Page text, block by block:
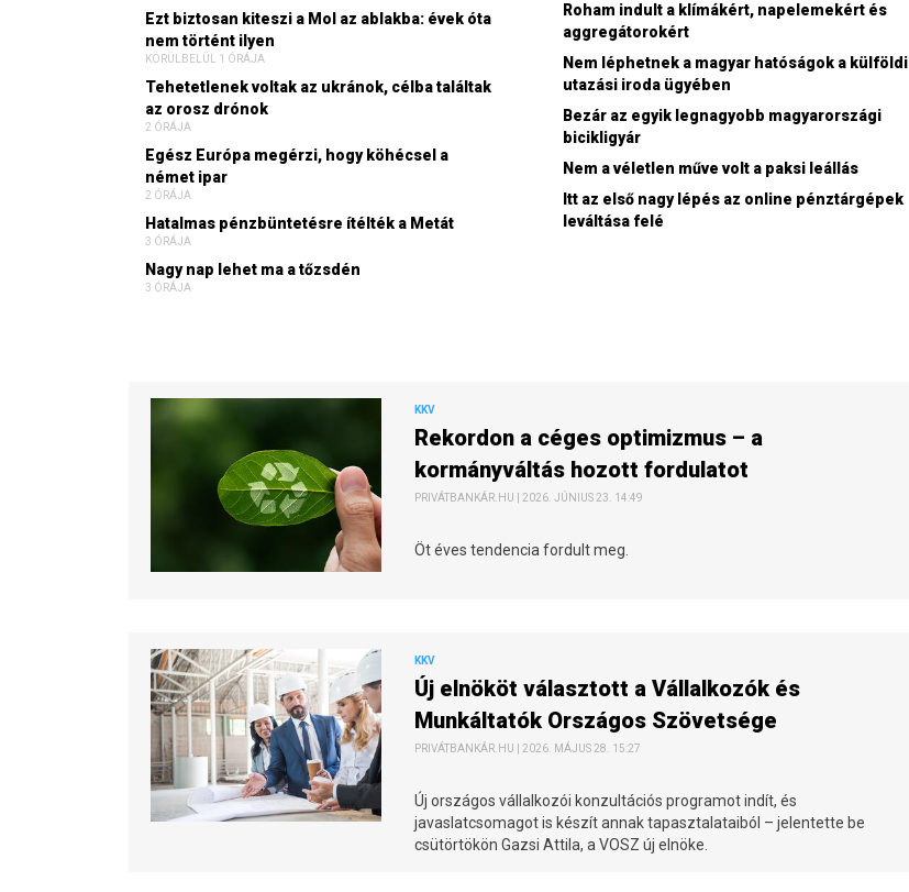
Ezt biztosan kiteszi a Mol az ablakba: évek óta
nem történt ilyen
KÖRÜLBELÜL 1 ÓRÁJA
Tehetetlenek voltak az ukránok, célba találtak
az orosz drónok
2 ÓRÁJA
Egész Európa megérzi, hogy köhécsel a
német ipar
2 ÓRÁJA
Hatalmas pénzbüntetésre ítélték a Metát
3 ÓRÁJA
Nagy nap lehet ma a tőzsdén
3 ÓRÁJA
Roham indult a klímákért, napelemekért és
aggregátorokért
Nem léphetnek a magyar hatóságok a külföldi
utazási iroda ügyében
Bezár az egyik legnagyobb magyarországi
bicikligyár
Nem a véletlen műve volt a paksi leállás
Itt az első nagy lépés az online pénztárgépek
leváltása felé
KKV
Rekordon a céges optimizmus – a
kormányváltás hozott fordulatot
PRIVÁTBANKÁR.HU | 2026. JÚNIUS 23. 14:49
Öt éves tendencia fordult meg.
KKV
Új elnököt választott a Vállalkozók és
Munkáltatók Országos Szövetsége
PRIVÁTBANKÁR.HU | 2026. MÁJUS 28. 15:27
Új országos vállalkozói konzultációs programot indít, és
javaslatcsomagot is készít annak tapasztalataiból – jelentette be
csütörtökön Gazsi Attila, a VOSZ új elnöke.